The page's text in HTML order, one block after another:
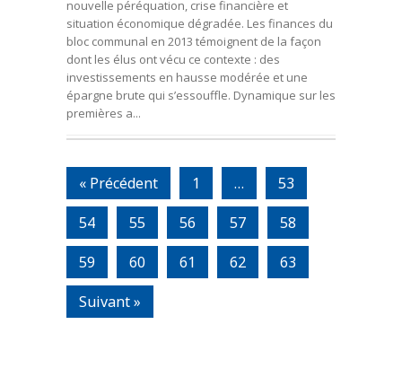
nouvelle péréquation, crise financière et
situation économique dégradée. Les finances du
bloc communal en 2013 témoignent de la façon
dont les élus ont vécu ce contexte : des
investissements en hausse modérée et une
épargne brute qui s’essouffle. Dynamique sur les
premières a...
« Précédent 1 …
53
54
55 56 57
58
59
60 61 62
63
Suivant »